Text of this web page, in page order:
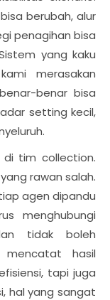
berubah, alur
penagihan bisa
yang kaku
merasakan
benar bisa
setting kecil,
tim collection.
rawan salah.
agen dipandu
menghubungi
tidak boleh
mencatat hasil
tapi juga
hal yang sangat